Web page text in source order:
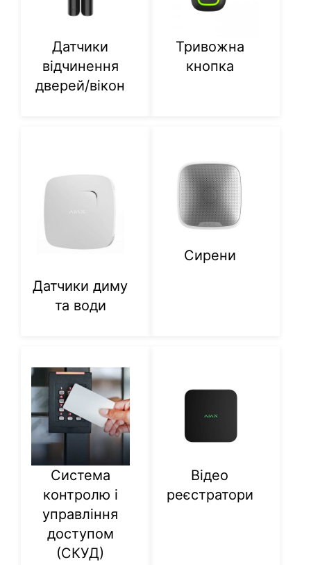
Датчики
відчинення
дверей/вікон
Тривожна
кнопка
Датчики диму
та води
Сирени
Система
контролю і
управління
доступом
(СКУД)
Відео
реєстратори